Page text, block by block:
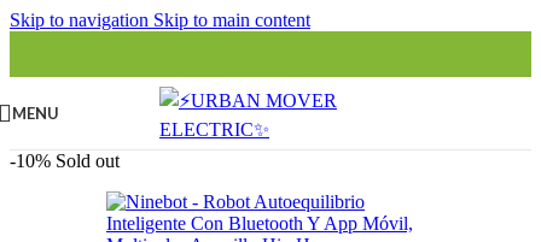
Skip to navigation Skip to main content
MENU
-10% Sold out